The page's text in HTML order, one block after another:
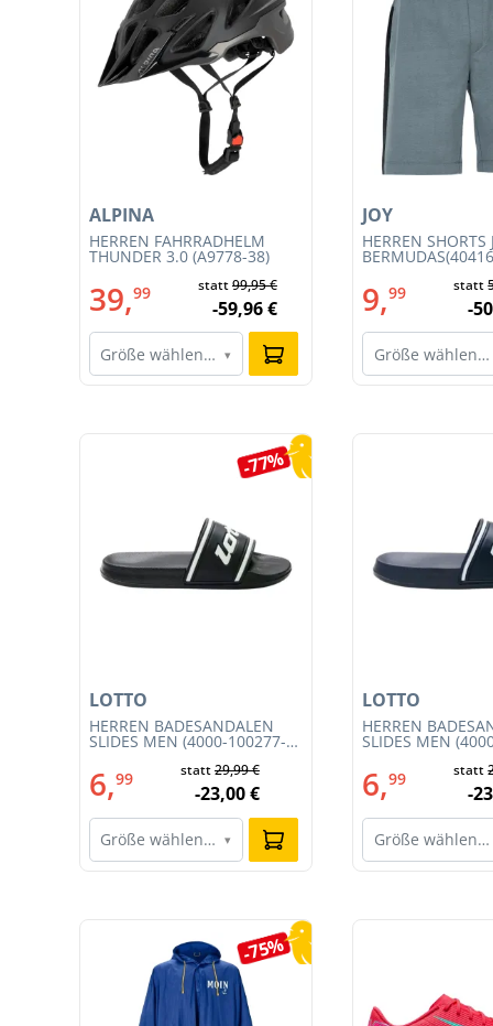
HERREN FAHRRADHELM
THUNDER 3.0 (A9778-38)
ALPINA
39,99 statt99,95 €
-59,96 €
Größe wählen… ▾
HERREN SHORTS
JOY
9,99 statt
-
Größe wählen…
Produktgalerie überspringen
-77%
HERREN BADESANDALEN
SLIDES MEN (4000-100277-
LOTTO
6,99 statt29,99 €
-23,00 €
Größe wählen… ▾
HERREN
SLIDES MEN
LOTTO
6,99 statt
-
Größe wählen…
Produktgalerie überspringen
-75%